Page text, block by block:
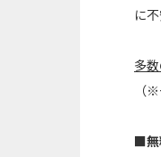
に
多
（
■無